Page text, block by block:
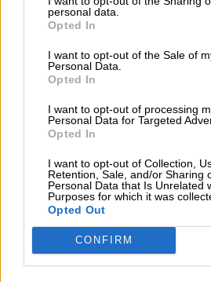
personal data.
Opted In
I want to opt-out of the Sale of
Personal Data.
Opted In
I want to opt-out of processing
Personal Data for Targeted
Opted In
I want to opt-out of Collection,
Retention, Sale, and/or Sharing
Personal Data that Is Unrelated
Purposes for which it was
Opted Out
CONFIRM
μετασχηματιστή με
06/08/2026 , 11:56
Συνελήφθη 50χρονος στην
απόπειρα κλοπής